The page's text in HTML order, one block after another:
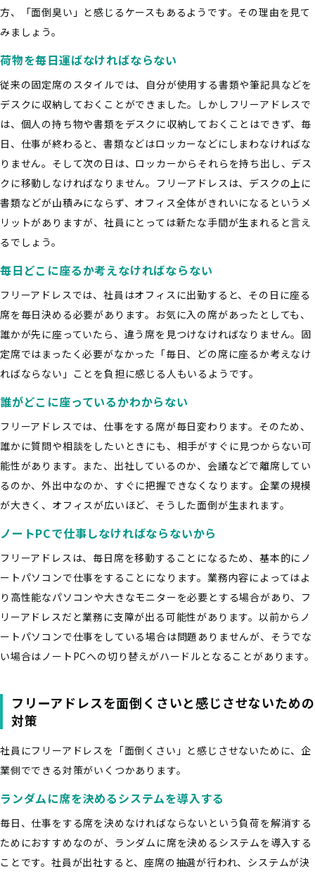
方、「面倒臭い」と感じるケースもあるようです。その理由を見て
みましょう。
荷物を毎日運ばなければならない
従来の固定席のスタイルでは、自分が使用する書類や筆記具などを
デスクに収納しておくことができました。しかしフリーアドレスで
は、個人の持ち物や書類をデスクに収納しておくことはできず、毎
日、仕事が終わると、書類などはロッカーなどにしまわなければな
りません。そして次の日は、ロッカーからそれらを持ち出し、デス
クに移動しなければなりません。フリーアドレスは、デスクの上に
書類などが山積みにならず、オフィス全体がきれいになるというメ
リットがありますが、社員にとっては新たな手間が生まれると言え
るでしょう。
毎日どこに座るか考えなければならない
フリーアドレスでは、社員はオフィスに出勤すると、その日に座る
席を毎日決める必要があります。お気に入の席があったとしても、
誰かが先に座っていたら、違う席を見つけなければなりません。固
定席ではまったく必要がなかった「毎日、どの席に座るか考えなけ
ればならない」ことを負担に感じる人もいるようです。
誰がどこに座っているかわからない
フリーアドレスでは、仕事をする席が毎日変わります。そのため、
誰かに質問や相談をしたいときにも、相手がすぐに見つからない可
能性があります。また、出社しているのか、会議などで離席してい
るのか、外出中なのか、すぐに把握できなくなります。企業の規模
が大きく、オフィスが広いほど、そうした面倒が生まれます。
ノートPCで仕事しなければならないから
フリーアドレスは、毎日席を移動することになるため、基本的にノ
ートパソコンで仕事をすることになります。業務内容によってはよ
り高性能なパソコンや大きなモニターを必要とする場合があり、フ
リーアドレスだと業務に支障が出る可能性があります。以前からノ
ートパソコンで仕事をしている場合は問題ありませんが、そうでな
い場合はノートPCへの切り替えがハードルとなることがあります。
フリーアドレスを面倒くさいと感じさせないための
対策
社員にフリーアドレスを「面倒くさい」と感じさせないために、企
業側でできる対策がいくつかあります。
ランダムに席を決めるシステムを導入する
毎日、仕事をする席を決めなければならないという負荷を解消する
ためにおすすめなのが、ランダムに席を決めるシステムを導入する
ことです。社員が出社すると、座席の抽選が行われ、システムが決